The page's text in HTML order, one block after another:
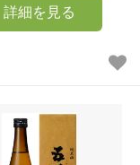
詳細を見る